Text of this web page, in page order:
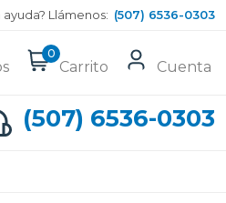
Llámenos: (507) 6536-0303
0
Carrito Cuenta
(507) 6536-0303